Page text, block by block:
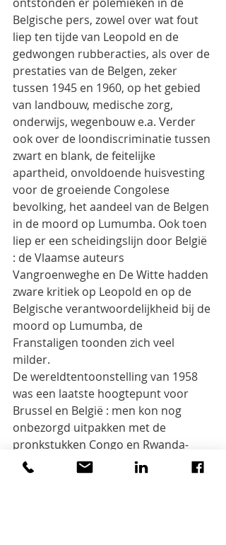
Belgische pers, zowel over wat fout
liep ten tijde van Leopold en de
gedwongen rubberacties, als over de
prestaties van de Belgen, zeker
tussen 1945 en 1960, op het gebied
van landbouw, medische zorg,
onderwijs, wegenbouw e.a. Verder
ook over de loondiscriminatie tussen
zwart en blank, de feitelijke
apartheid, onvoldoende huisvesting
voor de groeiende Congolese
bevolking, het aandeel van de Belgen
in de moord op Lumumba. Ook toen
liep er een scheidingslijn door België
: de Vlaamse auteurs
Vangroenweghe en De Witte hadden
zware kritiek op Leopold en op de
Belgische verantwoordelijkheid bij de
moord op Lumumba, de
Franstaligen toonden zich veel
milder.
De wereldtentoonstelling van 1958
was een laatste hoogtepunt voor
Brussel en België : men kon nog
onbezorgd uitpakken met de
pronkstukken Congo en Rwanda-
Burundi. Maar het Vlaamse
Jeugdcomité onder leiding van